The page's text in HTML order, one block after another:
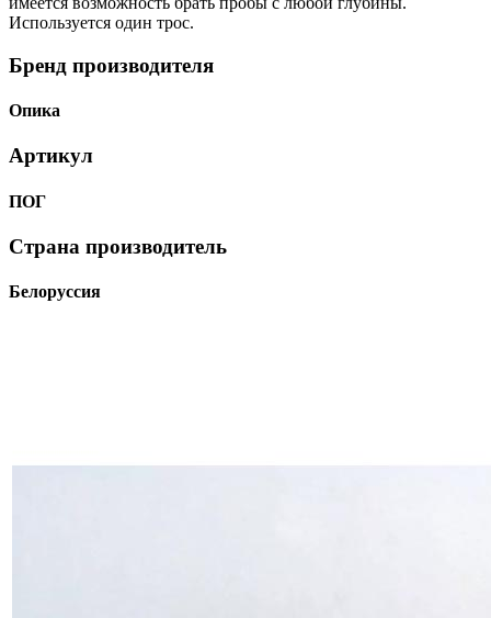
Используется один трос.
Бренд производителя
Опика
Артикул
ПОГ
Страна производитель
Белоруссия